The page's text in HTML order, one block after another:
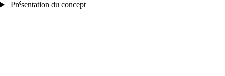
Présentation du concept